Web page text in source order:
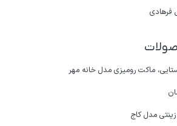
فرهادی
ماکت رومیزی مدل خانه مهر
مدل کاج